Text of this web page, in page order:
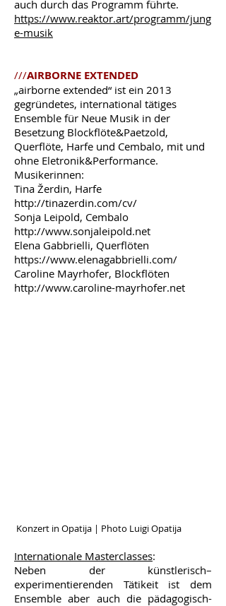
auch durch das Programm führte.
https://www.reaktor.art/programm/jung
e-musik
///AIRBORNE EXTENDED
„airborne extended“ ist ein 2013
gegründetes, international tätiges
Ensemble für Neue Musik in der
Besetzung Blockflöte&Paetzold,
Querflöte, Harfe und Cembalo, mit und
ohne Eletronik&Performance.
Musikerinnen:
Tina Žerdin, Harfe
http://tinazerdin.com/cv/
Sonja Leipold, Cembalo
http://www.sonjaleipold.net
Elena Gabbrielli, Querflöten
https://www.elenagabbrielli.com/
Caroline Mayrhofer, Blockflöten
http://www.caroline-mayrhofer.net
Konzert in Opatija | Photo Luigi Opatija
Internationale Masterclasses:
Neben der künstlerisch–
experimentierenden Tätikeit ist dem
Ensemble aber auch die pädagogisch-